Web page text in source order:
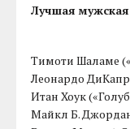
Лучшая
Тимоти Шаламе
Леонардо
Итан Хоук
Майкл Б.